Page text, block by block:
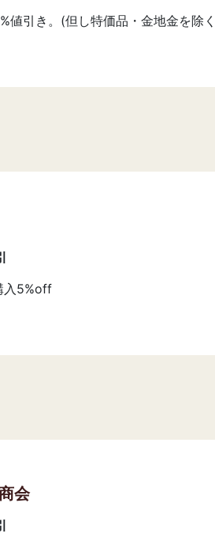
値引き。(但し特価品・金地金を除
入5%off
会